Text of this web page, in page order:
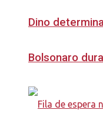
Dino
Bolsonaro